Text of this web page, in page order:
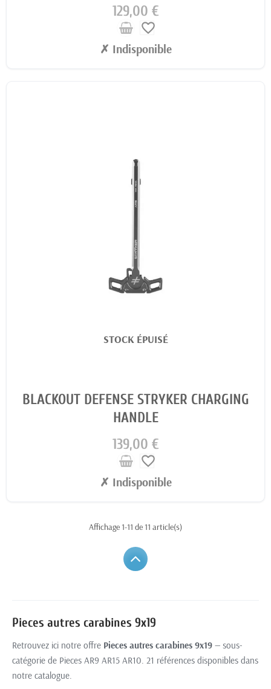
129,00 €
favorite_border
✗ Indisponible
STOCK ÉPUISÉ
BLACKOUT DEFENSE STRYKER CHARGING
HANDLE
139,00 €
favorite_border
✗ Indisponible
Affichage 1-11 de 11 article(s)
Pieces autres carabines 9x19
Retrouvez ici notre offre Pieces autres carabines 9x19 — sous-
catégorie de Pieces AR9 AR15 AR10. 21 références disponibles dans
notre catalogue.